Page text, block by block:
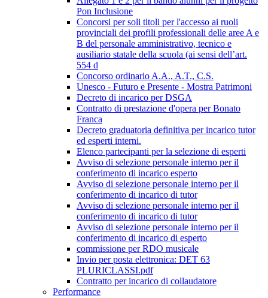
Pon Inclusione
Concorsi per soli titoli per l'accesso ai ruoli
provinciali dei profili professionali delle aree A e
B del personale amministrativo, tecnico e
ausiliario statale della scuola (ai sensi dell’art.
554 d
Concorso ordinario A.A., A.T., C.S.
Unesco - Futuro e Presente - Mostra Patrimoni
Decreto di incarico per DSGA
Contratto di prestazione d'opera per Bonato
Franca
Decreto graduatoria definitiva per incarico tutor
ed esperti interni.
Elenco partecipanti per la selezione di esperti
Avviso di selezione personale interno per il
conferimento di incarico esperto
Avviso di selezione personale interno per il
conferimento di incarico di tutor
Avviso di selezione personale interno per il
conferimento di incarico di tutor
Avviso di selezione personale interno per il
conferimento di incarico di esperto
commissione per RDO musicale
Invio per posta elettronica: DET 63
PLURICLASSI.pdf
Contratto per incarico di collaudatore
Performance